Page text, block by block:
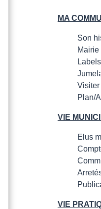
MA
Son
Mairie
Labels
Visiter
Plan/
VIE
Elus
VIE